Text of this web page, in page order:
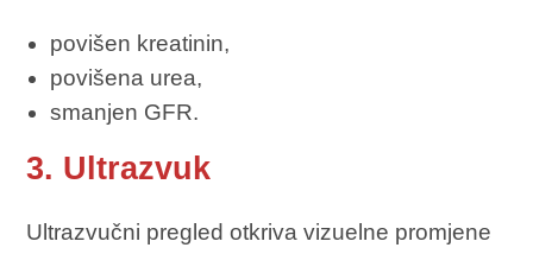
povišen kreatinin,
povišena urea,
smanjen GFR.
3. Ultrazvuk
Ultrazvučni pregled otkriva vizuelne promjene